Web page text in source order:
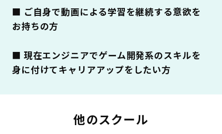
■ ご自身で動画による学習を継続する意欲を
お持ちの方
■ 現在エンジニアでゲーム開発系のスキルを
身に付けてキャリアアップをしたい方
他のスクール